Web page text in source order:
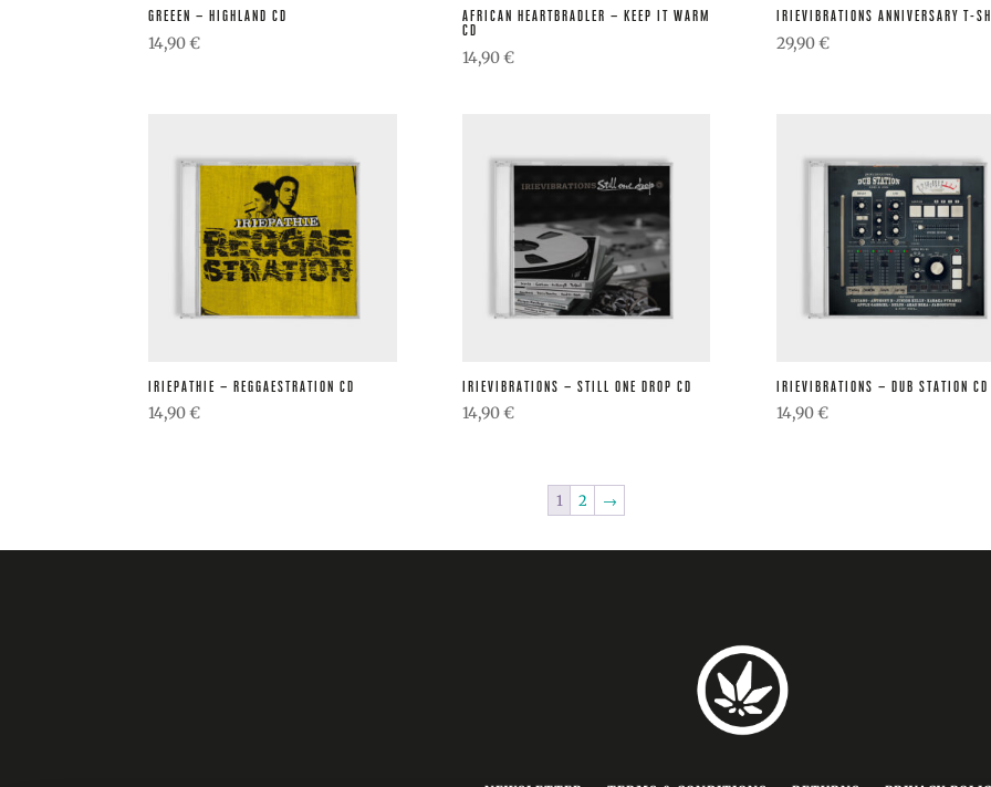
GREEEN – HIGHLAND CD
14,90€
AFRICAN HEARTBRADLER – KEEP IT WARM
CD
14,90€
IRIEVIBRATIONS ANNIVERSARY T-
29,90€
IRIEPATHIE – REGGAESTRATION CD
14,90€
IRIEVIBRATIONS – STILL ONE DROP CD
14,90€
IRIEVIBRATIONS – DUB STATION CD
14,90€
1 2 →